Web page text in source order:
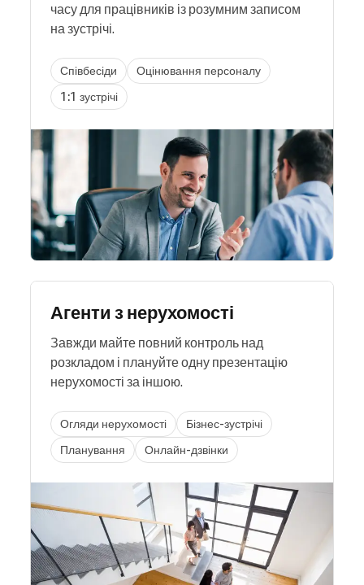
часу для працівників із розумним записом
на зустрічі.
Співбесіди
Оцінювання персоналу
1:1 зустрічі
Агенти з нерухомості
Завжди майте повний контроль над
розкладом і плануйте одну презентацію
нерухомості за іншою.
Огляди нерухомості
Бізнес-зустрічі
Планування
Онлайн-дзвінки